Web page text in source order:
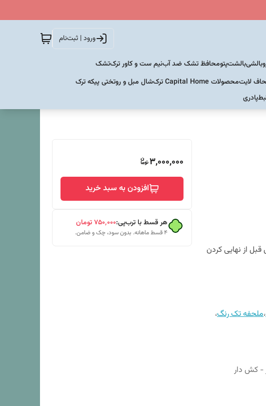
ورود | ثبت‌نام
بالشتپتومحافظ تشک ضد آبنیم ست و کاور ترکتشک
لایتمحصولات Capital Home ترک
شال مبل و روتختی پیکه ترک
پادری
از نهایی کردن
،ملحفه تک رنگ،
3,000,000
افزودن به سبد خرید
هر قسط با ترب‌پی:۷۵۰٬۰۰۰تومان
۴ قسط ماهانه. بدون سود، چک و ضامن.